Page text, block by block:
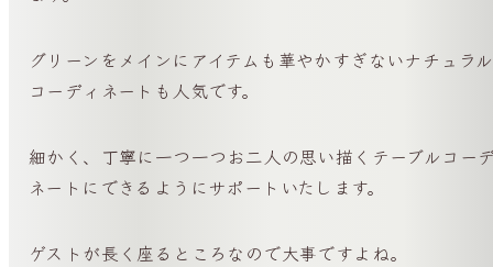
グリーンをメインにアイテムも華やかすぎないナチュラ
コーディネートも人気です。
細かく、丁寧に一つ一つお二人の思い描くテーブルコー
ネートにできるようにサポートいたします。
ゲストが長く座るところなので大事ですよね。